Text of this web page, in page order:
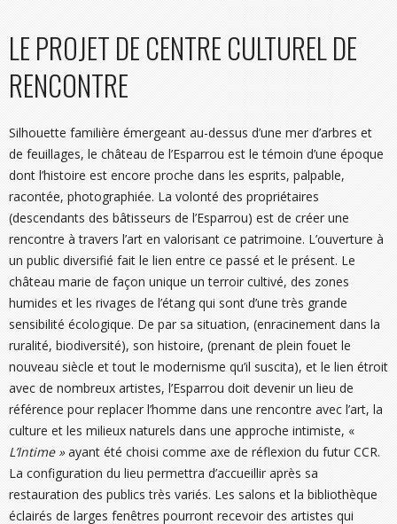
LE PROJET DE CENTRE CULTUREL DE
RENCONTRE
Silhouette familière émergeant au-dessus d’une mer d’arbres et
de feuillages, le château de l’Esparrou est le témoin d’une époque
dont l’histoire est encore proche dans les esprits, palpable,
racontée, photographiée. La volonté des propriétaires
(descendants des bâtisseurs de l’Esparrou) est de créer une
rencontre à travers l’art en valorisant ce patrimoine. L’ouverture à
un public diversifié fait le lien entre ce passé et le présent. Le
château marie de façon unique un terroir cultivé, des zones
humides et les rivages de l’étang qui sont d’une très grande
sensibilité écologique. De par sa situation, (enracinement dans la
ruralité, biodiversité), son histoire, (prenant de plein fouet le
nouveau siècle et tout le modernisme qu’il suscita), et le lien étroit
avec de nombreux artistes, l’Esparrou doit devenir un lieu de
référence pour replacer l’homme dans une rencontre avec l’art, la
culture et les milieux naturels dans une approche intimiste, «
L’Intime »ayant été choisi comme axe de réflexion du futur CCR.
La configuration du lieu permettra d’accueillir après sa
restauration des publics très variés. Les salons et la bibliothèque
éclairés de larges fenêtres pourront recevoir des artistes qui